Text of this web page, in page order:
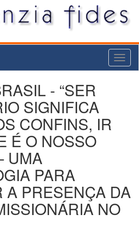
- “SER
SIGNIFICA
CONFINS, IR
É O NOSSO
UMA
PARA
A PRESENÇA DA
NO